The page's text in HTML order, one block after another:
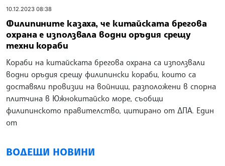
10.12.2023 08:38
Филипините казаха, че китайската брегова
охрана е използвала водни оръдия срещу
техни кораби
Кораби на китайската брегова охрана са използвали
водни оръдия срещу филипински кораби, които са
доставяли провизии на войници, разположени в спорна
плитчина в Южнокитайско море, съобщи
филипинското правителство, цитирано от ДПА. Един
от
ВОДЕЩИ НОВИНИ